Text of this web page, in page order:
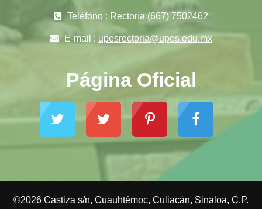
Teléfono : Rectoría (667) 7502462
E-mail : upesrectoria@upes.edu.mx
Página Oficial
©2026 Castiza s/n, Cuauhtémoc, Culiacán, Sinaloa, C.P.